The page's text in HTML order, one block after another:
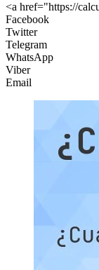
<a href="https://
Facebook
Twitter
Telegram
WhatsApp
Viber
Email